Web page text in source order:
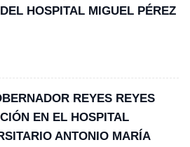
HOSPITAL MIGUEL PÉREZ
REYES REYES
EN EL HOSPITAL
ANTONIO MARÍA